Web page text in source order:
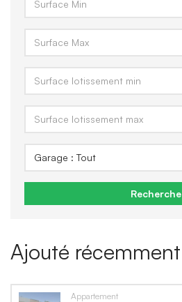
Recherche
Ajouté récemment
Appartement